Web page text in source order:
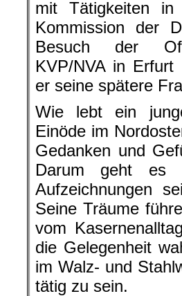
mit Tätigkeiten in
Kommission der
Besuch der
KVP/NVA in
er seine spätere
Wie lebt ein
Einöde im
Gedanken und
Darum geht es
Aufzeichnungen
Seine Träume
vom
die Gelegenheit
im Walz- und
tätig zu sein.